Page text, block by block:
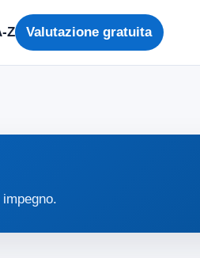
Z Valutazione gratuita